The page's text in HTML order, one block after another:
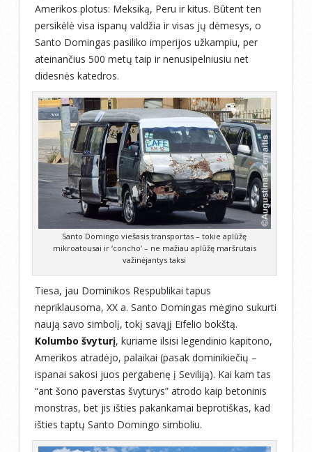
Amerikos plotus: Meksiką, Peru ir kitus. Būtent ten
persikėlė visa ispanų valdžia ir visas jų dėmesys, o
Santo Domingas pasiliko imperijos užkampiu, per
ateinančius 500 metų taip ir nenusipelniusiu net
didesnės katedros.
Santo Domingo viešasis transportas – tokie aplūžę
mikroatousai ir ‘concho’ – ne mažiau aplūžę maršrutais
važinėjantys taksi
Tiesa, jau Dominikos Respublikai tapus
nepriklausoma, XX a. Santo Domingas mėgino sukurti
naują savo simbolį, tokį savąjį Eifelio bokštą.
Kolumbo švyturį, kuriame ilsisi legendinio kapitono,
Amerikos atradėjo, palaikai (pasak dominikiečių –
ispanai sakosi juos pergabenę į Seviliją). Kai kam tas
“ant šono paverstas švyturys” atrodo kaip betoninis
monstras, bet jis išties pakankamai beprotiškas, kad
išties taptų Santo Domingo simboliu.